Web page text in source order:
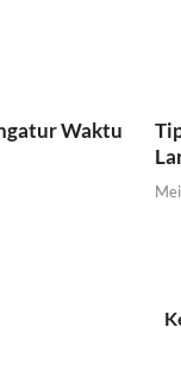
Waktu